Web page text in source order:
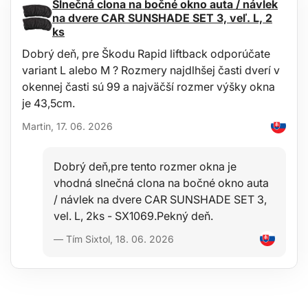
Vďaka svetlu v šiltovke máte voľné ruky
Jednoduché dobíjanie cez USB
Vysoká svietivosť
Doba svietenia až 8 h
Tlačidlo zapnutia priamo v šilte na pravej strane
Šiltovka opatrená pásikom na suchý zips pre úpravu veľkosti
Široká škála farebných prevedení
Indikátor nabitia:
Ak pri nabíjaní na zdroji svieti červená kontrolka, svetlo sa nabíja.
Na ryby pre rybárov
Na výlety pre turistov
Na behanie v tme
Pre deti na cesty do/zo školy v tme
Slnečná clona na bočné okno auta / návlek
na dvere CAR SUNSHADE SET 3, veľ. L, 2
ks
Dobrý deň, pre Škodu Rapid liftback odporúčate
variant L alebo M ? Rozmery najdlhšej časti dverí v
okennej časti sú 99 a najväčší rozmer výšky okna
je 43,5cm.
Martin, 17. 06. 2026
Dobrý deň,pre tento rozmer okna je
vhodná slnečná clona na bočné okno auta
/ návlek na dvere CAR SUNSHADE SET 3,
vel. L, 2ks - SX1069.Pekný deň.
— Tím Sixtol, 18. 06. 2026